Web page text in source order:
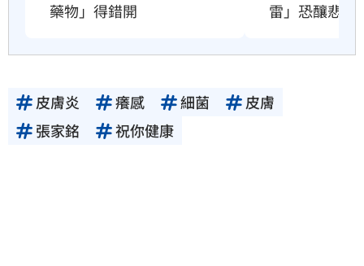
藥物」得錯開
雷」恐釀悲劇
皮膚炎 癢感 細菌
皮膚
張家銘
祝你健康